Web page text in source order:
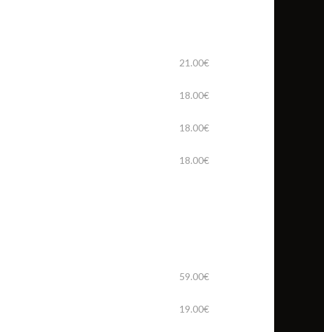
21.00€
18.00€
18.00€
18.00€
59.00€
19.00€